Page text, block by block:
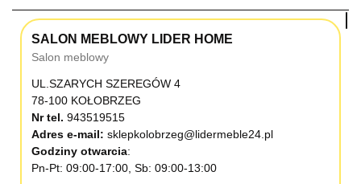
SALON MEBLOWY LIDER HOME
Salon meblowy
UL.SZARYCH SZEREGÓW 4
78-100 KOŁOBRZEG
Nr tel. 943519515
Adres e-mail: sklepkolobrzeg@lidermeble24.pl
Godziny otwarcia
Pn-Pt: 09:00-17:00, Sb: 09:00-13:00